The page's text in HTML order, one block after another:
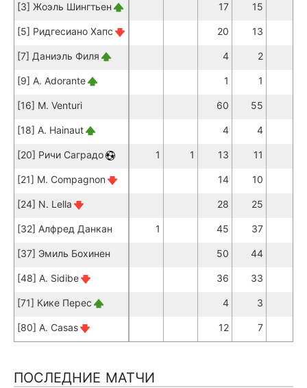
[3] Жоэль Шингтьен 17 15
[5] Ридгесиано Хапс 20 13
[7] Даниэль Филя 4 2
[9] A. Adorante 1 1
[16] M. Venturi 60 55
[18] A. Hainaut 4 4
[20] Ричи Саградо 1 1 13 11
[21] M. Compagnon 14 10
[24] N. Lella 28 25
[32] Алфред Данкан 1 45 37
[37] Эмиль Бохинен 50 44
[48] A. Sidibe 36 33
[71] Кике Перес 4 3
[80] A. Casas 12 7
ПОСЛЕДНИЕ МАТЧИ